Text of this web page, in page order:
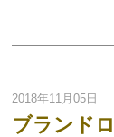
2018年11月05日
ブランド